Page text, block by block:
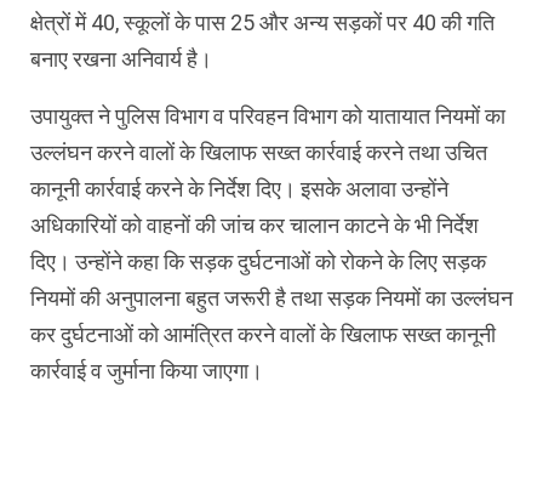
क्षेत्रों में 40, स्कूलों के पास 25 और अन्य सड़कों पर 40 की गति
बनाए रखना अनिवार्य है।
उपायुक्त ने पुलिस विभाग व परिवहन विभाग को यातायात नियमों का
उल्लंघन करने वालों के खिलाफ सख्त कार्रवाई करने तथा उचित
कानूनी कार्रवाई करने के निर्देश दिए। इसके अलावा उन्होंने
अधिकारियों को वाहनों की जांच कर चालान काटने के भी निर्देश
दिए। उन्होंने कहा कि सड़क दुर्घटनाओं को रोकने के लिए सड़क
नियमों की अनुपालना बहुत जरूरी है तथा सड़क नियमों का उल्लंघन
कर दुर्घटनाओं को आमंत्रित करने वालों के खिलाफ सख्त कानूनी
कार्रवाई व जुर्माना किया जाएगा।